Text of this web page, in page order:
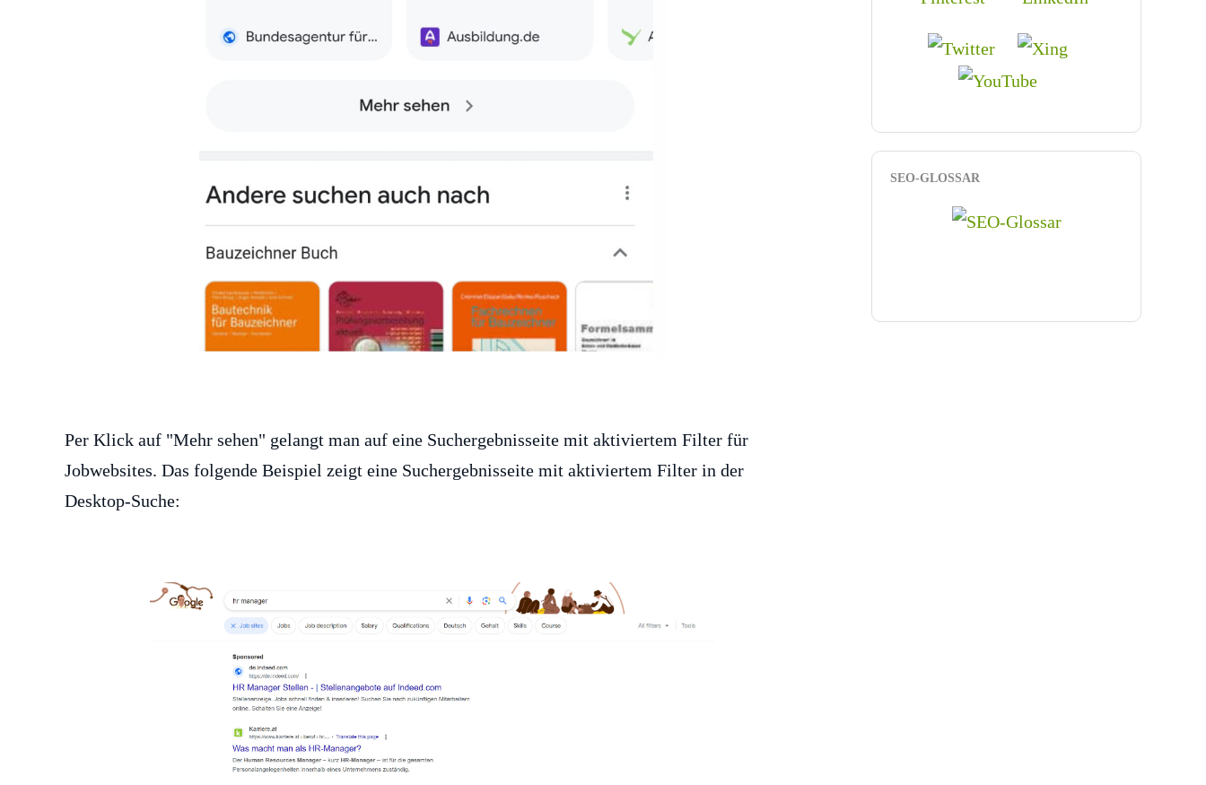
Per Klick auf "Mehr sehen" gelangt man auf eine Suchergebnisseite mit aktiviertem Filter für
Jobwebsites. Das folgende Beispiel zeigt eine Suchergebnisseite mit aktiviertem Filter in der
Desktop-Suche:
SEO-GLOSSAR